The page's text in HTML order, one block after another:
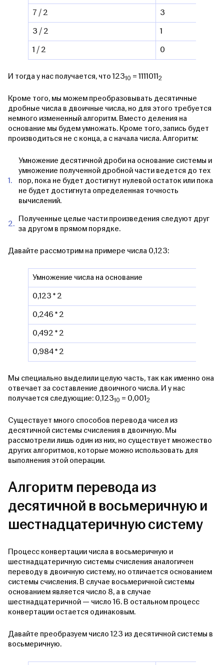
7 / 2
3
3 / 2
1
1 / 2
0
И тогда у нас получается, что 12310 = 11110112
Кроме того, мы можем преобразовывать десятичные
дробные числа в двоичные числа, но для этого требуется
немного измененный алгоритм. Вместо деления на
основание мы будем умножать. Кроме того, запись будет
производиться не с конца, а с начала числа. Алгоритм:
Умножение десятичной дроби на основание системы и
умножение полученной дробной части ведется до тех
пор, пока не будет достигнут нулевой остаток или пока
не будет достигнута определенная точность
вычислений.
Полученные целые части произведения следуют друг
за другом в прямом порядке.
Давайте рассмотрим на примере числа 0,123:
Умножение числа на основание
0,123 * 2
0,246 * 2
0,492 * 2
0,984 * 2
Мы специально выделили целую часть, так как именно она
отвечает за составление двоичного числа. И у нас
получается следующие: 0,12310 = 0,0012
Существует много способов перевода чисел из
десятичной системы счисления в двоичную. Мы
рассмотрели лишь один из них, но существует множество
других алгоритмов, которые можно использовать для
выполнения этой операции.
Алгоритм перевода из
десятичной в восьмеричную и
шестнадцатеричную систему
Процесс конвертации числа в восьмеричную и
шестнадцатеричную системы счисления аналогичен
переводу в двоичную систему, но отличается основанием
системы счисления. В случае восьмеричной системы
основанием является число 8, а в случае
шестнадцатеричной — число 16. В остальном процесс
конвертации остается одинаковым.
Давайте преобразуем число 123 из десятичной системы в
восьмеричную.